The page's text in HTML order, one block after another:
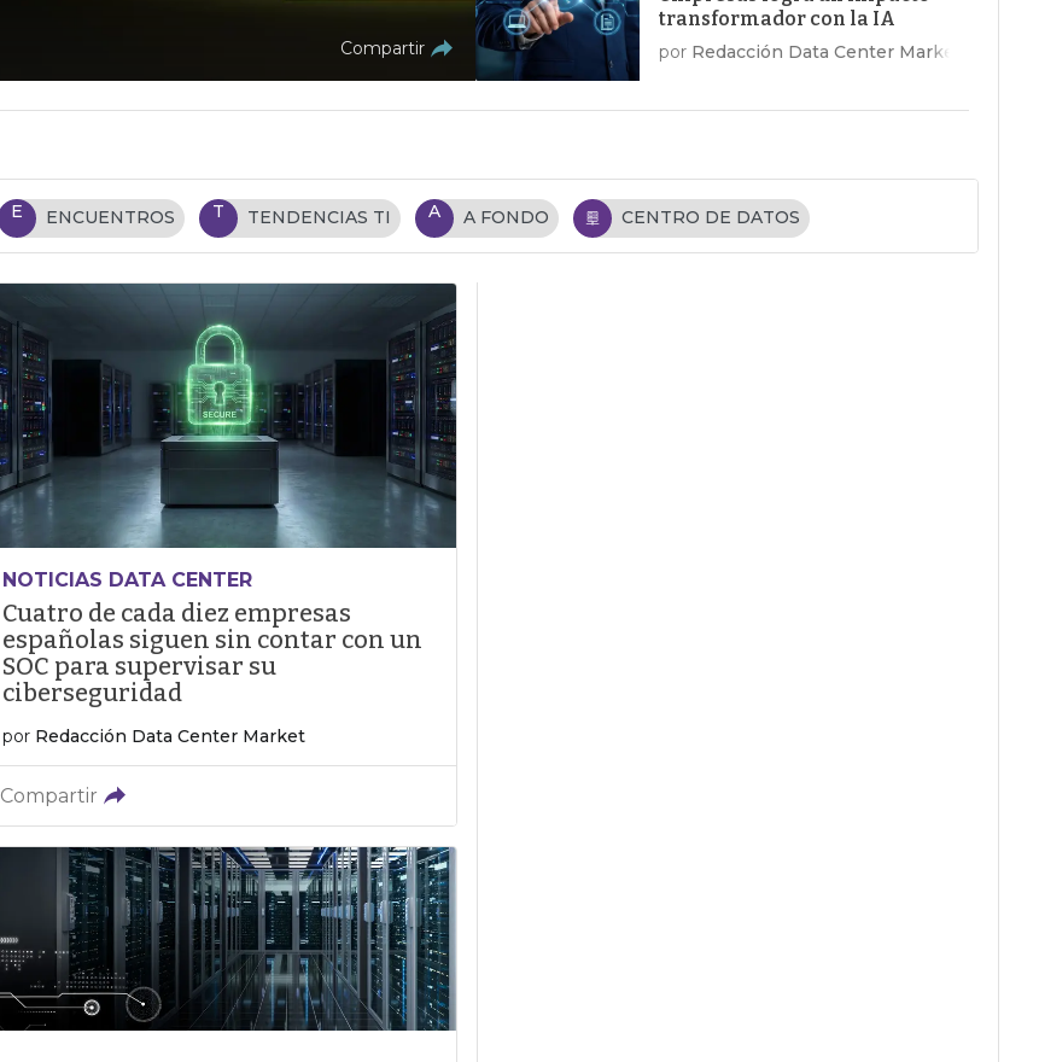
Compartir
transformador con la IA
por Redacción Data Center Market
E ENCUENTROS T TENDENCIAS TI A A FONDO CENTRO DE DATOS
NOTICIAS DATA CENTER
Cuatro de cada diez empresas
españolas siguen sin contar con un
SOC para supervisar su
ciberseguridad
por Redacción Data Center Market
Compartir